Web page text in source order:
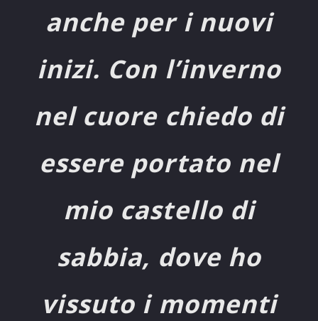
anche per i nuovi
inizi. Con l’inverno
nel cuore chiedo di
essere portato nel
mio castello di
sabbia, dove ho
vissuto i momenti